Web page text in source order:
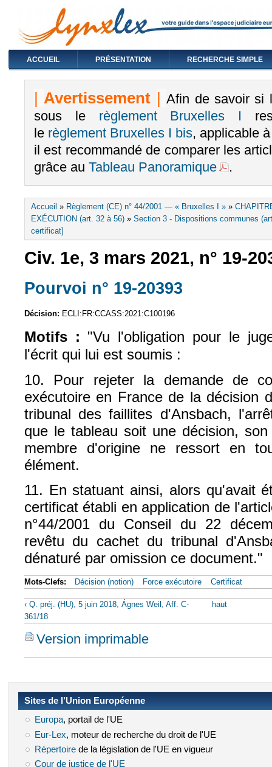
ACCUEIL PRÉSENTATION RECHERCHE SIMPLE
|Avertissement | Afin de savoir si
sous le règlement Bruxelles I
le règlement Bruxelles I bis, applicable
il est recommandé de comparer les
grâce au Tableau Panoramique .
Vous êtes ici
Accueil » Règlement (CE) n° 44/2001 — « Bruxelles I » »
EXÉCUTION (art. 32 à 56) » Section 3 - Dispositions communes
certificat]
Civ. 1e, 3 mars 2021, n° 19-
Pourvoi n° 19-20393
Décision: ECLI:FR:CCASS:2021:C100196
Motifs : "Vu l'obligation pour le
l'écrit qui lui est soumis :
10. Pour rejeter la demande de
exécutoire en France de la décision
tribunal des faillites d'Ansbach,
que le tableau soit une décision,
membre d'origine ne ressort en
élément.
11. En statuant ainsi, alors qu'avait
certificat établi en application de
n°44/2001 du Conseil du 22
revêtu du cachet du tribunal
dénaturé par omission ce document."
Mots-Clefs: Décision (notion) Force exécutoire Certificat
‹ Q. préj. (HU), 5 juin 2018, Ágnes Weil, Aff. C-
361/18
haut
Version imprimable
Sites de l’Union Européenne
Europa(le lien est externe)
, portail de l'UE
Eur-Lex (le lien est externe)
, moteur de recherche du droit de l'UE
Répertoire(le lien est externe)
de la législation de l'UE en vigueur
Cour de justice de l'UE